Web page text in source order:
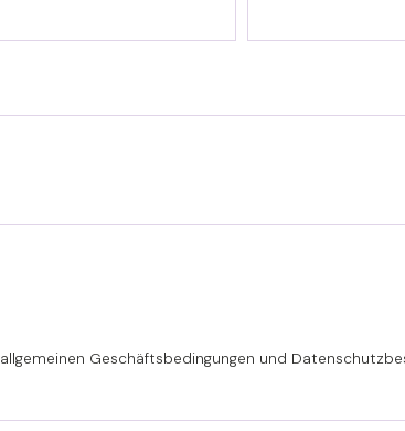
allgemeinen Geschäftsbedingungen und